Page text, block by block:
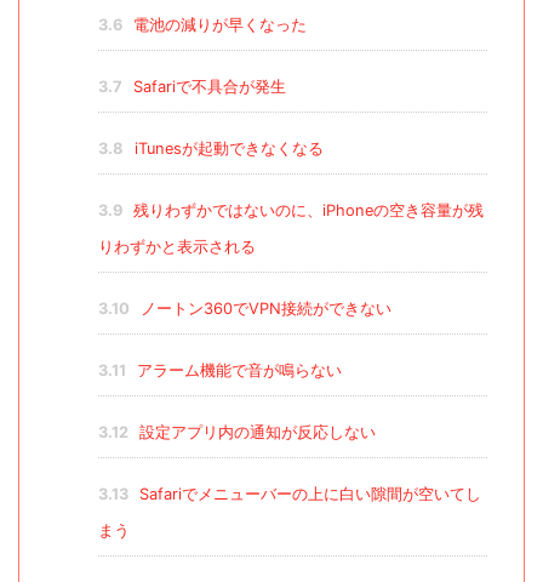
3.6 電池の減りが早くなった
3.7 Safariで不具合が発生
3.8 iTunesが起動できなくなる
3.9
残りわずかではないのに、iPhoneの空き容量が残
りわずかと表示される
3.10 ノートン360でVPN接続ができない
3.11 アラーム機能で音が鳴らない
3.12 設定アプリ内の通知が反応しない
3.13
Safariでメニューバーの上に白い隙間が空いてし
まう